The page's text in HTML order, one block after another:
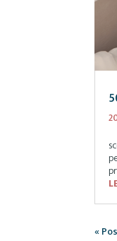
«